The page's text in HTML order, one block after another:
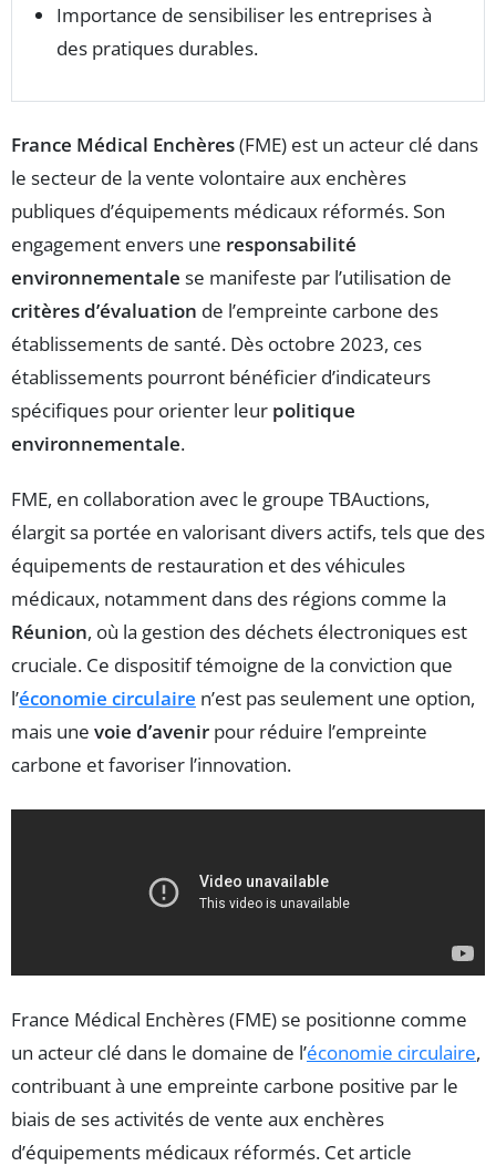
Importance de sensibiliser les entreprises à
des pratiques durables.
France Médical Enchères(FME) est un acteur clé dans
le secteur de la vente volontaire aux enchères
publiques d’équipements médicaux réformés. Son
engagement envers une responsabilité
environnementale se manifeste par l’utilisation de
critères d’évaluation de l’empreinte carbone des
établissements de santé. Dès octobre 2023, ces
établissements pourront bénéficier d’indicateurs
spécifiques pour orienter leur politique
environnementale.
FME, en collaboration avec le groupe TBAuctions,
élargit sa portée en valorisant divers actifs, tels que des
équipements de restauration et des véhicules
médicaux, notamment dans des régions comme la
Réunion, où la gestion des déchets électroniques est
cruciale. Ce dispositif témoigne de la conviction que
l’économie circulaire n’est pas seulement une option,
mais une voie d’avenir pour réduire l’empreinte
carbone et favoriser l’innovation.
France Médical Enchères (FME) se positionne comme
un acteur clé dans le domaine de l’économie circulaire,
contribuant à une empreinte carbone positive par le
biais de ses activités de vente aux enchères
d’équipements médicaux réformés. Cet article